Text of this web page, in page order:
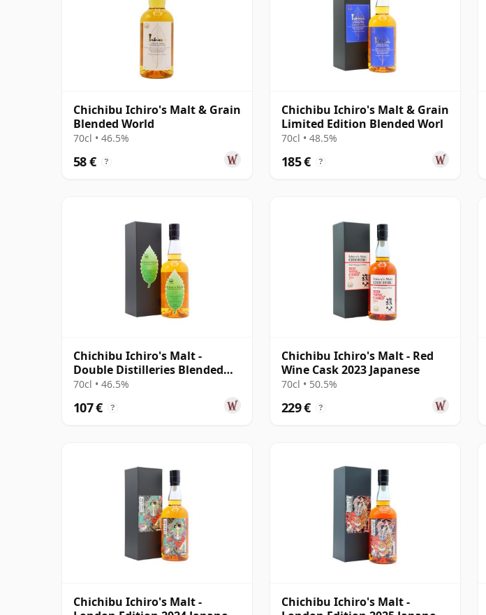
Chichibu Ichiro's Malt & Grain
Blended World
70cl • 46.5%
58 € ?
Chichibu Ichiro's Malt & Grain
Limited Edition Blended Worl
70cl • 48.5%
185 € ?
Chichibu Ichiro's Malt -
Double Distilleries Blended
Malt J
70cl • 46.5%
107 € ?
Chichibu Ichiro's Malt - Red
Wine Cask 2023 Japanese
70cl • 50.5%
229 € ?
Chichibu Ichiro's Malt -
Chichibu Ichiro's Malt -